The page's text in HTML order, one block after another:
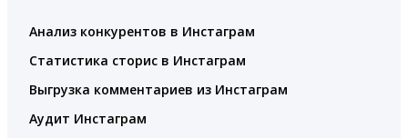
Анализ конкурентов в Инстаграм
Статистика сторис в Инстаграм
Выгрузка комментариев из Инстаграм
Аудит Инстаграм